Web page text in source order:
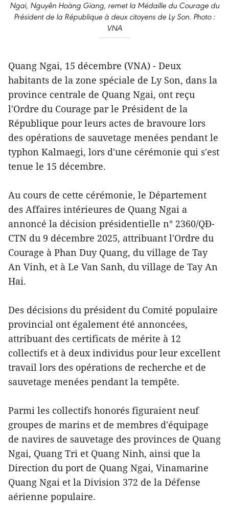
Ngai, Nguyên Hoàng Giang, remet la Médaille du Courage du
Président de la République à deux citoyens de Ly Son. Photo :
VNA
Quang Ngai, 15 décembre (VNA) - Deux
habitants de la zone spéciale de Ly Son, dans la
province centrale de Quang Ngai, ont reçu
l'Ordre du Courage par le Président de la
République pour leurs actes de bravoure lors
des opérations de sauvetage menées pendant le
typhon Kalmaegi, lors d'une cérémonie qui s'est
tenue le 15 décembre.
Au cours de cette cérémonie, le Département
des Affaires intérieures de Quang Ngai a
annoncé la décision présidentielle n° 2360/QĐ-
CTN du 9 décembre 2025, attribuant l'Ordre du
Courage à Phan Duy Quang, du village de Tay
An Vinh, et à Le Van Sanh, du village de Tay An
Hai.
Des décisions du président du Comité populaire
provincial ont également été annoncées,
attribuant des certificats de mérite à 12
collectifs et à deux individus pour leur excellent
travail lors des opérations de recherche et de
sauvetage menées pendant la tempête.
Parmi les collectifs honorés figuraient neuf
groupes de marins et de membres d'équipage
de navires de sauvetage des provinces de Quang
Ngai, Quang Tri et Quang Ninh, ainsi que la
Direction du port de Quang Ngai, Vinamarine
Quang Ngai et la Division 372 de la Défense
aérienne populaire.